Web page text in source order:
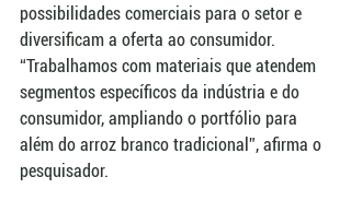
possibilidades comerciais para o setor e
diversificam a oferta ao consumidor.
“Trabalhamos com materiais que atendem
segmentos específicos da indústria e do
consumidor, ampliando o portfólio para
além do arroz branco tradicional”, afirma o
pesquisador.